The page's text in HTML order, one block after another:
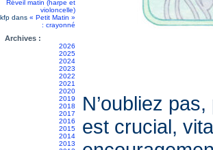
Réveil matin (harpe et
violoncelle)
kfp dans « Petit Matin »
: crayonné
Archives :
2026
2025
2024
2023
2022
2021
2020
2019
2018
2017
2016
2015
2014
2013
N’oubliez
est crucial,